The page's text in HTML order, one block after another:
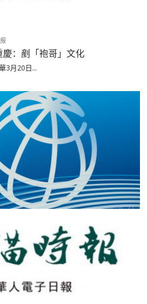
慶：剷「袍哥」文化
3月20日...